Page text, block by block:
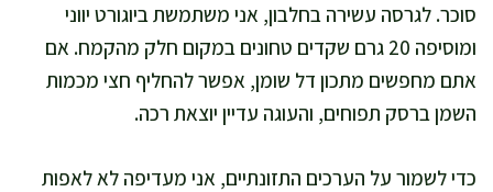
סוכר. לגרסה עשירה בחלבון, אני משתמשת ביוגורט יווני
ומוסיפה 20 גרם שקדים טחונים במקום חלק מהקמח. אם
אתם מחפשים מתכון דל שומן, אפשר להחליף חצי מכמות
השמן ברסק תפוחים, והעוגה עדיין יוצאת רכה.
כדי לשמור על הערכים התזונתיים, אני מעדיפה לא לאפות